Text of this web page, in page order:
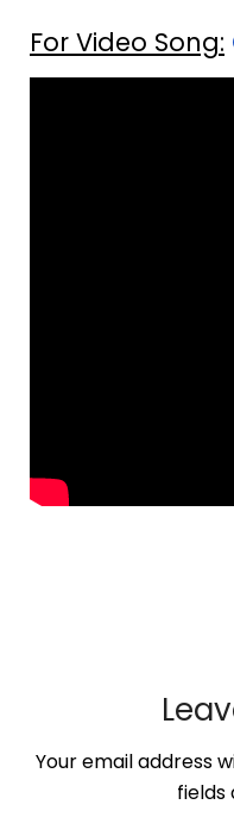
For Video Song:
Your email address
fields